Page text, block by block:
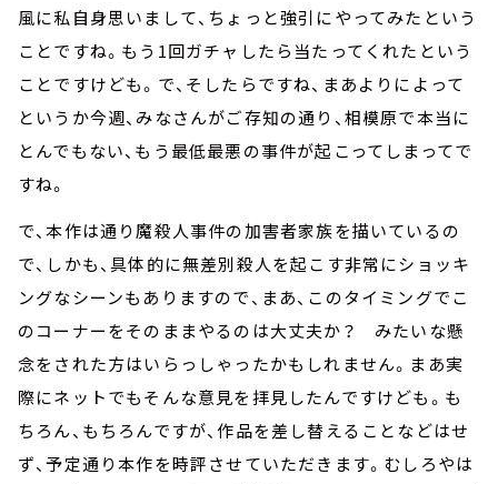
風に私自身思いまして、ちょっと強引にやってみたという
ことですね。もう1回ガチャしたら当たってくれたという
ことですけども。で、そしたらですね、まあよりによって
というか今週、みなさんがご存知の通り、相模原で本当に
とんでもない、もう最低最悪の事件が起こってしまってで
すね。
で、本作は通り魔殺人事件の加害者家族を描いているの
で、しかも、具体的に無差別殺人を起こす非常にショッキ
ングなシーンもありますので、まあ、このタイミングでこ
のコーナーをそのままやるのは大丈夫か？ みたいな懸
念をされた方はいらっしゃったかもしれません。まあ実
際にネットでもそんな意見を拝見したんですけども。も
ちろん、もちろんですが、作品を差し替えることなどはせ
ず、予定通り本作を時評させていただきます。むしろやは